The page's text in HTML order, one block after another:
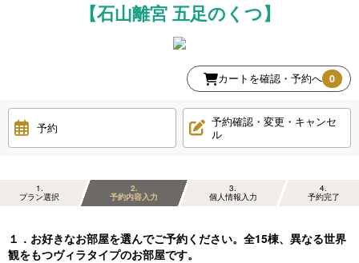
【石山離宮 五足のくつ】
カートを確認・予約へ 0
予約
予約確認・変更・キャンセ
ル
1
プラン選択
2
予約内容入力
3
個人情報入力
4
予約完了
１．お好きなお部屋を選んでご予約ください。全15棟、異なる世界
観をもつヴィラタイプのお部屋です。